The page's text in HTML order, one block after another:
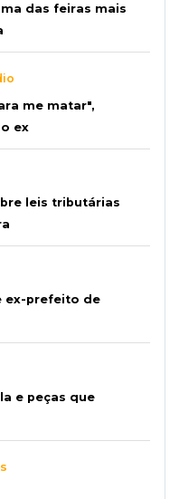
das feiras mais
me matar",
ex
leis tributárias
ex-prefeito de
e peças que